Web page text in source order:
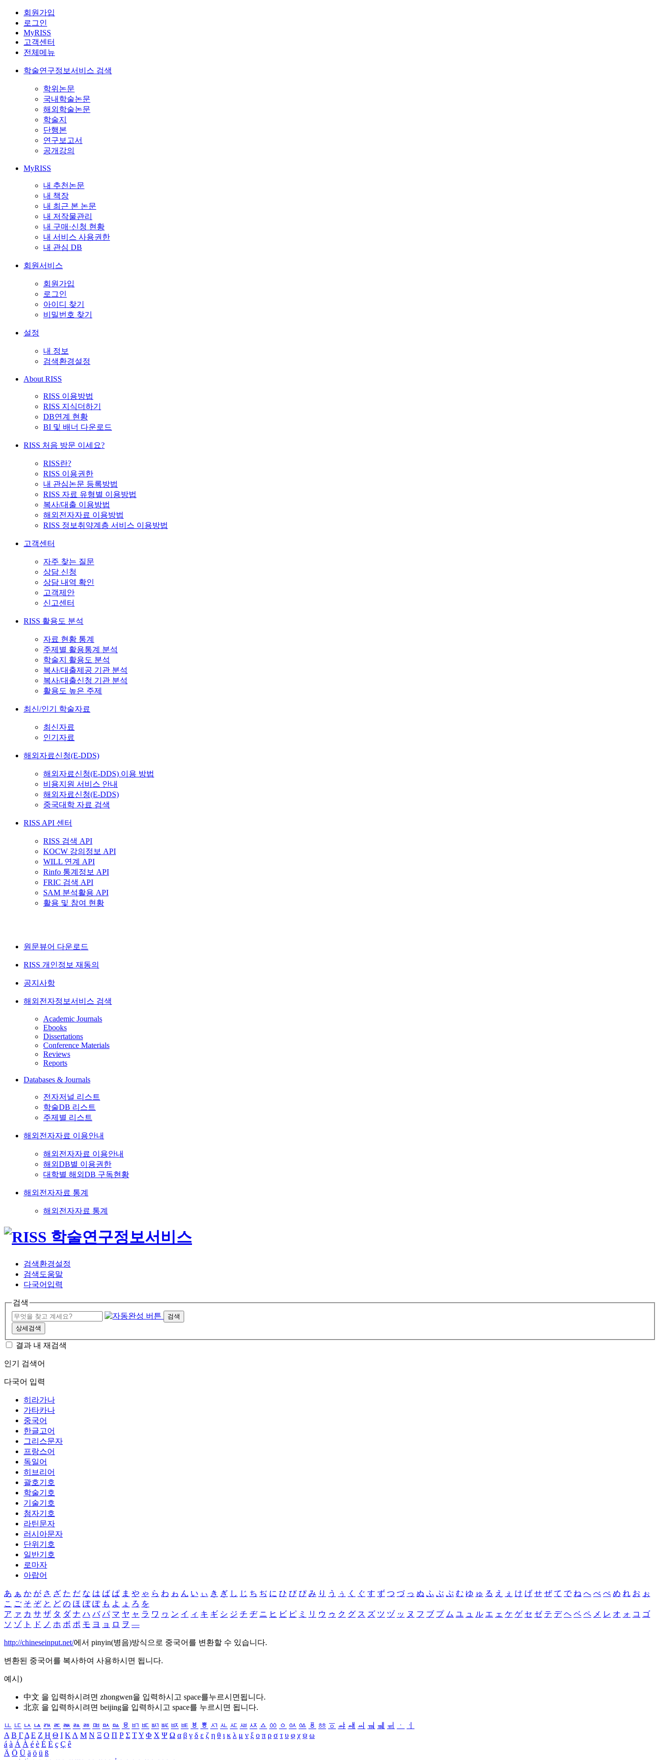
회원가입
로그인
MyRISS
고객센터
전체메뉴
학술연구정보서비스 검색
학위논문
국내학술논문
해외학술논문
학술지
단행본
연구보고서
공개강의
MyRISS
내 추천논문
내 책장
내 최근 본 논문
내 저작물관리
내 구매·신청 현황
내 서비스 사용권한
내 관심 DB
회원서비스
회원가입
로그인
아이디 찾기
비밀번호 찾기
설정
내 정보
검색환경설정
About RISS
RISS 이용방법
RISS 지식더하기
DB연계 현황
BI 및 배너 다운로드
RISS 처음 방문 이세요?
RISS란?
RISS 이용권한
내 관심논문 등록방법
RISS 자료 유형별 이용방법
복사/대출 이용방법
해외전자자료 이용방법
RISS 정보취약계층 서비스 이용방법
고객센터
자주 찾는 질문
상담 신청
상담 내역 확인
고객제안
신고센터
RISS 활용도 분석
자료 현황 통계
주제별 활용통계 분석
학술지 활용도 분석
복사/대출제공 기관 분석
복사/대출신청 기관 분석
활용도 높은 주제
최신/인기 학술자료
최신자료
인기자료
해외자료신청(E-DDS)
해외자료신청(E-DDS) 이용 방법
비용지원 서비스 안내
해외자료신청(E-DDS)
중국대학 자료 검색
RISS API 센터
RISS 검색 API
KOCW 강의정보 API
WILL 연계 API
Rinfo 통계정보 API
FRIC 검색 API
SAM 분석활용 API
활용 및 참여 현황
원문뷰어 다운로드
RISS 개인정보 재동의
공지사항
해외전자정보서비스 검색
Academic Journals
Ebooks
Dissertations
Conference Materials
Reviews
Reports
Databases & Journals
전자저널 리스트
학술DB 리스트
주제별 리스트
해외전자자료 이용안내
해외전자자료 이용안내
해외DB별 이용권한
대학별 해외DB 구독현황
해외전자자료 통계
해외전자자료 통계
검색환경설정
검색도움말
다국어입력
검색
검색
상세검색
결과 내 재검색
인기 검색어
다국어 입력
히라가나
가타카나
중국어
한글고어
그리스문자
프랑스어
독일어
히브리어
괄호기호
학술기호
기술기호
첨자기호
라틴문자
러시아문자
단위기호
일반기호
로마자
아랍어
あ ぁ か が さ ざ た だ な は ば ぱ ま や ゃ ら わ ゎ ん い ぃ き ぎ し じ ち ぢ に ひ び ぴ み り う ぅ く ぐ す ず つ づ っ ぬ ふ ぶ ぷ む ゆ ゅ る え ぇ け げ せ ぜ て で ね へ べ ぺ め れ お ぉ
こ ご そ ぞ と ど の ほ ぼ ぽ も よ ょ ろ を
ア ァ カ サ ザ タ ダ ナ ハ バ パ マ ヤ ャ ラ ワ ヮ ン イ ィ キ ギ シ ジ チ ヂ ニ ヒ ビ ピ ミ リ ウ ゥ ク グ ス ズ ツ ヅ ッ ヌ フ ブ プ ム ユ ュ ル エ ェ ケ ゲ セ ゼ テ デ ヘ ベ ペ メ レ オ ォ コ ゴ
ソ ゾ ト ド ノ ホ ボ ポ モ ヨ ョ ロ ヲ ―
http://chineseinput.net/에서 pinyin(병음)방식으로 중국어를 변환할 수 있습니다.
변환된 중국어를 복사하여 사용하시면 됩니다.
예시)
中文 을 입력하시려면 zhongwen을 입력하시고 space를누르시면됩니다.
北京 을 입력하시려면 beijing을 입력하시고 space를 누르시면 됩니다.
ㅥ ㅦ ㅧ ㅨ ㅩ ㅪ ㅫ ㅬ ㅭ ㅮ ㅯ ㅰ ㅱ ㅲ ㅳ ㅴ ㅵ ㅶ ㅷ ㅸ ㅹ ㅺ ㅻ ㅼ ㅽ ㅾ ㅿ ㆀ ㆁ ㆂ ㆃ ㆄ ㆅ ㆆ ㆇ ㆈ ㆉ ㆊ ㆋ ㆌ ㆍ
ㆎ
Α Β ΓΔ Ε Ζ Η Θ Ι ΚΛ Μ Ν Ξ Ο Π Ρ Σ ΤΥ Φ Χ Ψ Ω α β γ δ ε ζ η θ ι κ λ μ ν ξ ο π ρ σ τ υ φ χ ψ ω
á à Á À é è É È ç Ç ê
Ä Ö Ü ä ö ü ß